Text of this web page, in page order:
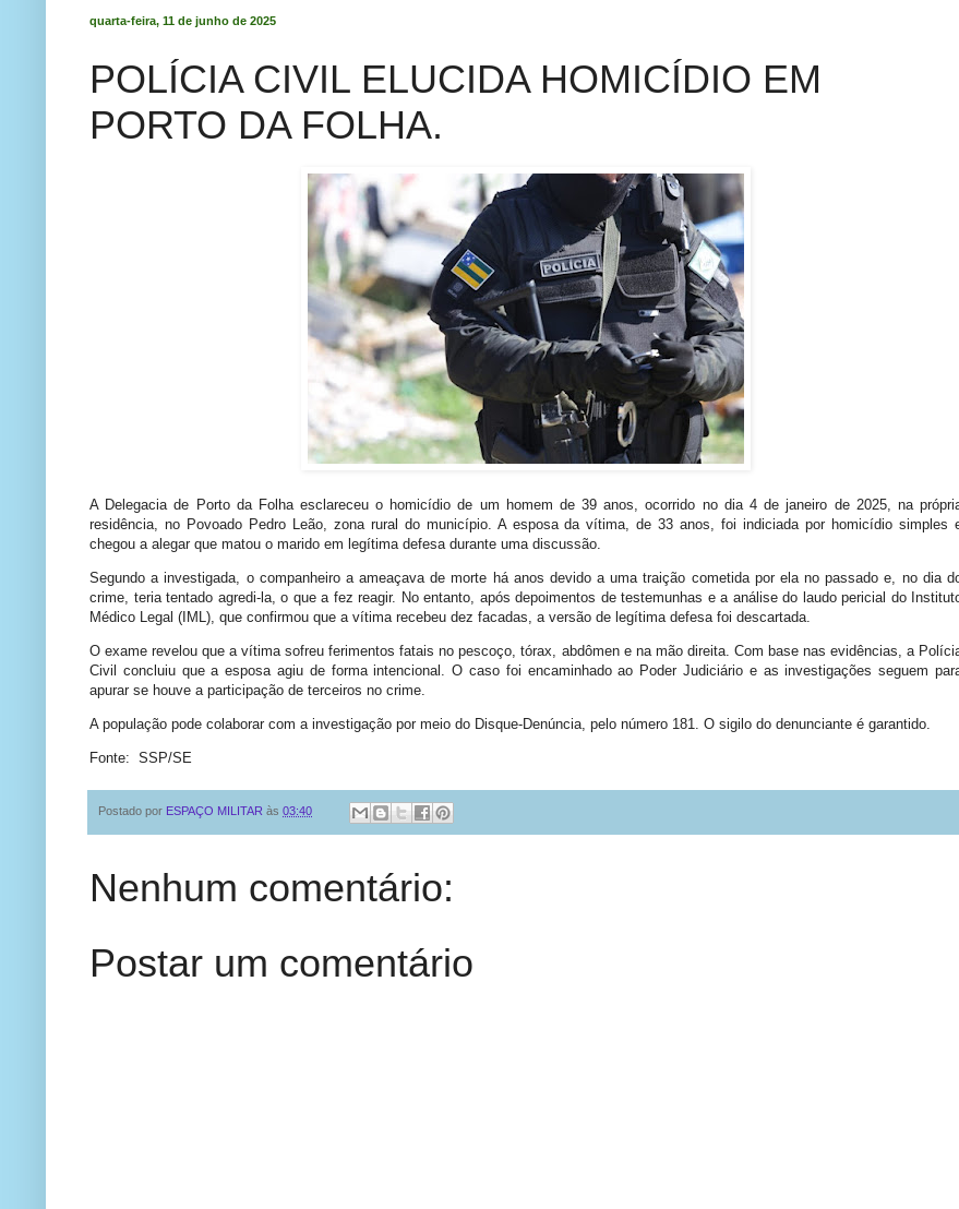
quarta-feira, 11 de junho de 2025
POLÍCIA CIVIL ELUCIDA HOMICÍDIO EM
PORTO DA FOLHA.
A Delegacia de Porto da Folha esclareceu o homicídio de um homem de 39 anos, ocorrido no dia 4 de janeiro de 2025, na
residência, no Povoado Pedro Leão, zona rural do município. A esposa da vítima, de 33 anos, foi indiciada por homicídio simples
chegou a alegar que matou o marido em legítima defesa durante uma discussão.
Segundo a investigada, o companheiro a ameaçava de morte há anos devido a uma traição cometida por ela no passado e, no dia
crime, teria tentado agredi-la, o que a fez reagir. No entanto, após depoimentos de testemunhas e a análise do laudo pericial do
Médico Legal (IML), que confirmou que a vítima recebeu dez facadas, a versão de legítima defesa foi descartada.
O exame revelou que a vítima sofreu ferimentos fatais no pescoço, tórax, abdômen e na mão direita. Com base nas evidências, a
Civil concluiu que a esposa agiu de forma intencional. O caso foi encaminhado ao Poder Judiciário e as investigações seguem
apurar se houve a participação de terceiros no crime.
A população pode colaborar com a investigação por meio do Disque-Denúncia, pelo número 181. O sigilo do denunciante é garantido.
Fonte: SSP/SE
Postado por ESPAÇO MILITAR às 03:40
Nenhum comentário:
Postar um comentário